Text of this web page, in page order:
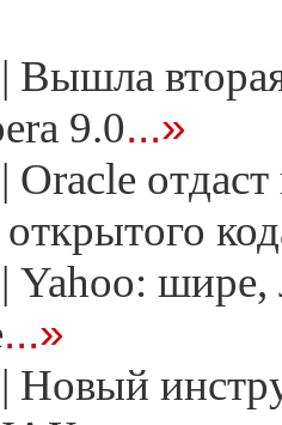
| Вышла
9.0...»
| Oracle
| Yahoo: шире,
...»
| Новый